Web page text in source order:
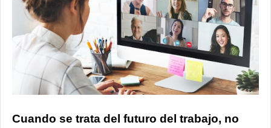
Cuando se trata del futuro del trabajo, no